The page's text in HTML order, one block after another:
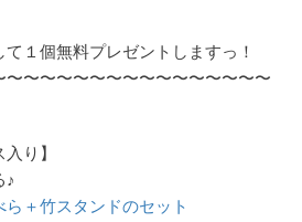
１個無料プレゼントしますっ！
〜〜〜〜〜〜〜〜〜〜〜〜〜〜〜
り】
♪
＋竹スタンドのセット